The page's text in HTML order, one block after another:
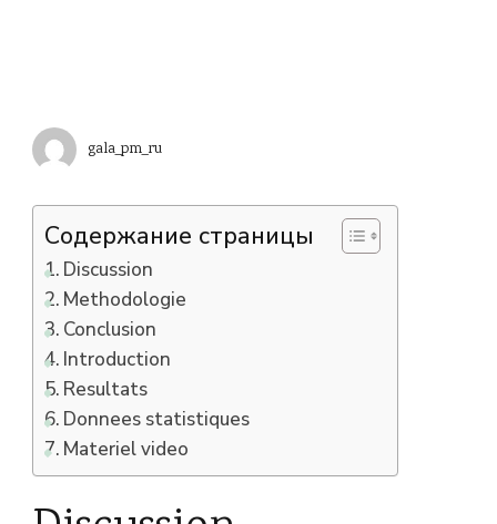
gala_pm_ru
Содержание страницы
Discussion
Methodologie
Conclusion
Introduction
Resultats
Donnees statistiques
Materiel video